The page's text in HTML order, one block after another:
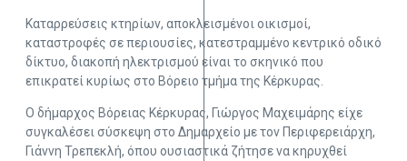
Καταρρεύσεις κτηρίων, αποκλεισμένοι οικισμοί,
καταστροφές σε περιουσίες, κατεστραμμένο κεντρικό οδικό
δίκτυο, διακοπή ηλεκτρισμού είναι το σκηνικό που
επικρατεί κυρίως στο Βόρειο τμήμα της Κέρκυρας.
Ο δήμαρχος Βόρειας Κέρκυρας, Γιώργος Μαχειμάρης είχε
συγκαλέσει σύσκεψη στο Δημαρχείο με τον Περιφερειάρχη,
Γιάννη Τρεπεκλή, όπου ουσιαστικά ζήτησε να κηρυχθεί